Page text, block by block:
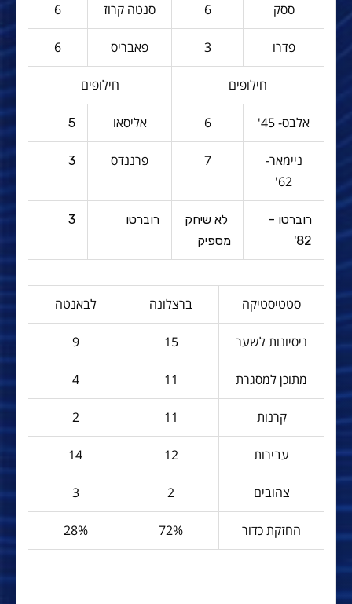
ססק 6 סנטה קרוז 6
פדרו 3 פאבריס 6
חילופים חילופים
אלבס- 45' 6 אליסאו 5
ניימאר-
62'
7 פרננדס 3
רוברטו –
82'
לא שיחק
מספיק
רוברטו 3
סטטיסטיקה ברצלונה לבאנטה
ניסיונות לשער 15
9
מתוכן למסגרת 11
4
קרנות 11
2
עבירות 12
14
צהובים 2
3
החזקת כדור 72%
28%